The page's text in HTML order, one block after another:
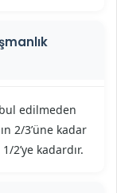
edilmeden
2/3’üne kadar
2’ye kadardır.